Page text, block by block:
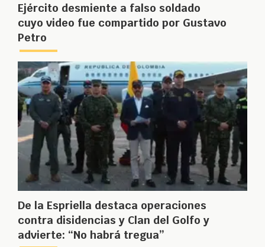
Ejército desmiente a falso soldado
cuyo video fue compartido por Gustavo
Petro
De la Espriella destaca operaciones
contra disidencias y Clan del Golfo y
advierte: “No habrá tregua”